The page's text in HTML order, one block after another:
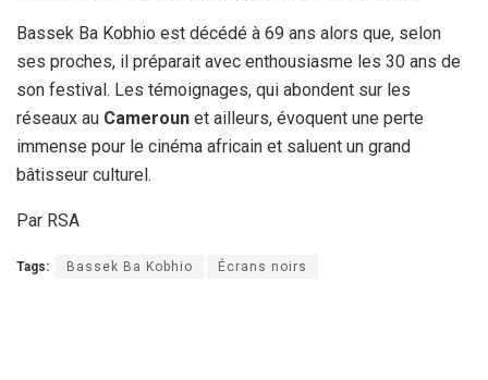
Bassek Ba Kobhio est décédé à 69 ans alors que, selon
ses proches, il préparait avec enthousiasme les 30 ans de
son festival. Les témoignages, qui abondent sur les
réseaux au Cameroun et ailleurs, évoquent une perte
immense pour le cinéma africain et saluent un grand
bâtisseur culturel.
Par RSA
Tags: Bassek Ba Kobhio Écrans noirs